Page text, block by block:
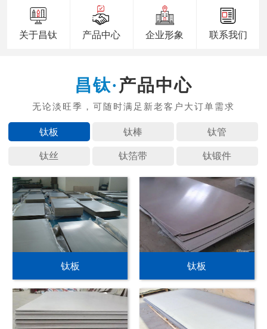
关于昌钛 产品中心 企业形象 联系我们
产品中心
钛板 钛棒 钛管
钛丝 钛箔带 钛锻件
钛板 钛板